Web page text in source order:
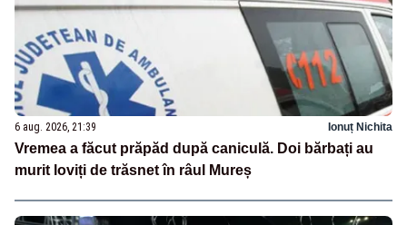
6 aug. 2026, 21:39 Ionuț Nichita
Vremea a făcut prăpăd după caniculă. Doi bărbați au
murit loviți de trăsnet în râul Mureș